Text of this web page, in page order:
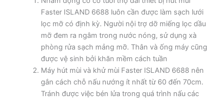
Faster ISLAND 6688 luôn cần được làm sạch lưới
lọc mỡ có định kỳ. Người nội trợ dỡ miếng lọc dầu
mỡ đem ra ngâm trong nước nóng, sử dụng xà
phòng rửa sạch mảng mỡ. Thân và ống máy cũng
được vệ sinh bởi khăn mềm cách tuần
Máy hút mùi và khử mùi Faster ISLAND 6688 nên
gắn cách chỗ nấu nướng ít nhất từ 60 đến 70cm.
Tránh được việc bén lửa trong quá trình nấu các